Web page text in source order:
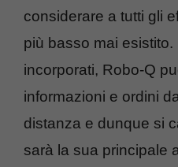
considerare a tutti gli
più basso mai
incorporati, Robo-Q
informazioni e ordini
distanza e dunque si
sarà la sua principale